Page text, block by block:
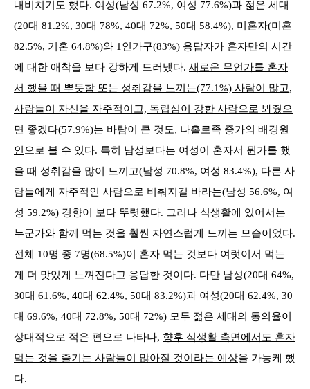
내비치기도 했다. 여성(남성 67.2%, 여성 77.6%)과 젊은 세대
(20대 81.2%, 30대 78%, 40대 72%, 50대 58.4%), 미혼자(미혼
82.5%, 기혼 64.8%)와 1인가구(83%) 응답자가 혼자만의 시간
에 대한 애착을 보다 강하게 드러냈다. 새로운 무언가를 혼자
서 했을 때 뿌듯함 또는 성취감을 느끼는(77.1%) 사람이 많고,
사람들이 자신을 자주적이고, 독립심이 강한 사람으로 봐줬으
면 좋겠다(57.9%)는 바람이 큰 것도, 나홀로족 증가의 배경원
인 으로 볼 수 있다. 특히 남성보다는 여성이 혼자서 뭔가를 했
을 때 성취감을 많이 느끼고(남성 70.8%, 여성 83.4%), 다른 사
람들에게 자주적인 사람으로 비춰지길 바라는(남성 56.6%, 여
성 59.2%) 경향이 보다 뚜렷했다. 그러나 식생활에 있어서는
누군가와 함께 먹는 것을 훨씬 자연스럽게 느끼는 모습이었다.
전체 10명 중 7명(68.5%)이 혼자 먹는 것보다 여럿이서 먹는
게 더 맛있게 느껴진다고 응답한 것이다. 다만 남성(20대 64%,
30대 61.6%, 40대 62.4%, 50대 83.2%)과 여성(20대 62.4%, 30
대 69.6%, 40대 72.8%, 50대 72%) 모두 젊은 세대의 동의율이
상대적으로 적은 편으로 나타나, 향후 식생활 측면에서도 혼자
먹는 것을 즐기는 사람들이 많아질 것이라는 예상을 가능케 했
다.